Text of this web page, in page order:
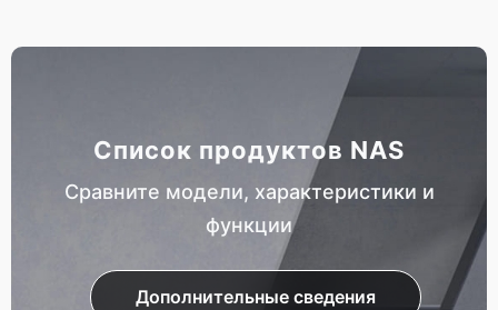
Список продуктов NAS
Сравните модели, характеристики и
функции
Дополнительные сведения